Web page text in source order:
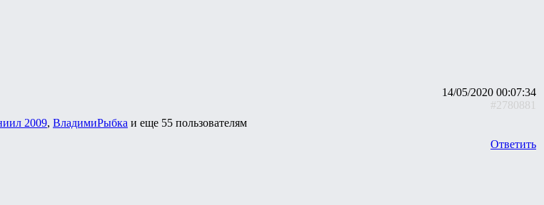
14/05/2020 00:07:34
#2780881
2009, ВладимиРыбка и еще 55 пользователям
Ответить